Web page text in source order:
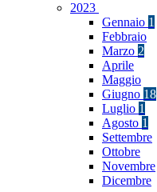
2023
Gennaio 1
Febbraio
Marzo 2
Aprile
Maggio
Giugno 18
Luglio 1
Agosto 1
Settembre
Ottobre
Novembre
Dicembre